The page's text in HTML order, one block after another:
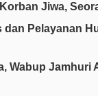
Jiwa,
Pelayanan
Wabup Jamhuri